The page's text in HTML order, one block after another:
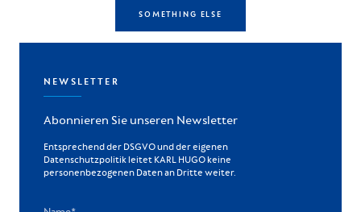
SOMETHING ELSE
NEWSLETTER
Abonnieren Sie unseren Newsletter
Entsprechend der DSGVO und der eigenen
Datenschutzpolitik leitet KARL HUGO keine
personenbezogenen Daten an Dritte weiter.